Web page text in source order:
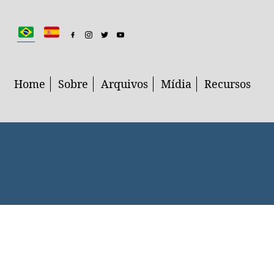
Home Sobre Arquivos Mídia Recursos